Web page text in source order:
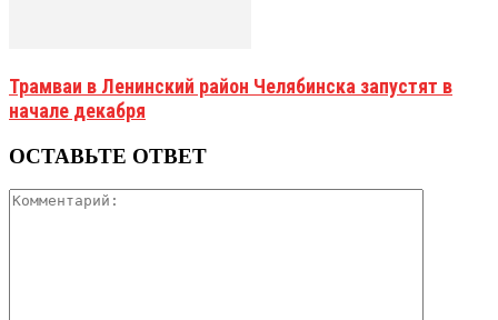
Трамваи в Ленинский район Челябинска запустят в
начале декабря
ОСТАВЬТЕ ОТВЕТ